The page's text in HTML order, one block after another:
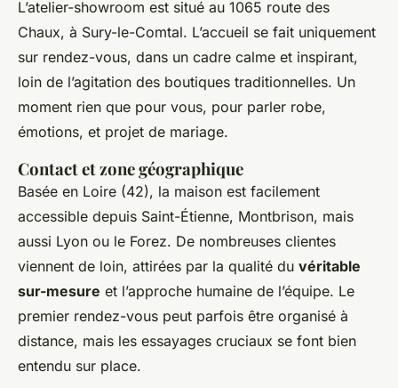
L’atelier-showroom est situé au 1065 route des
Chaux, à Sury-le-Comtal. L’accueil se fait uniquement
sur rendez-vous, dans un cadre calme et inspirant,
loin de l’agitation des boutiques traditionnelles. Un
moment rien que pour vous, pour parler robe,
émotions, et projet de mariage.
Contact et zone géographique
Basée en Loire (42), la maison est facilement
accessible depuis Saint-Étienne, Montbrison, mais
aussi Lyon ou le Forez. De nombreuses clientes
viennent de loin, attirées par la qualité du véritable
sur-mesure et l’approche humaine de l’équipe. Le
premier rendez-vous peut parfois être organisé à
distance, mais les essayages cruciaux se font bien
entendu sur place.